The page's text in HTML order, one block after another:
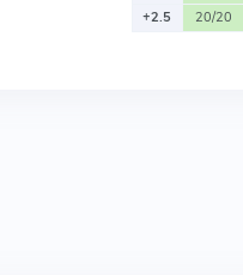
+2.5
20/20